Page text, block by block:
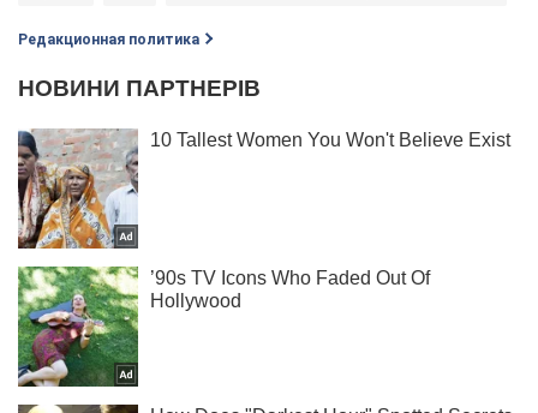
Редакционная политика